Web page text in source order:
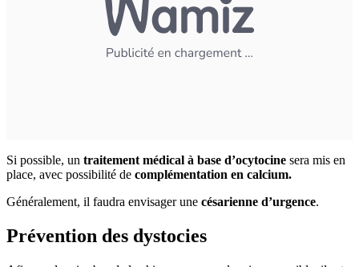
Si possible, un traitement médical à base d’ocytocine sera mis en
place, avec possibilité de complémentation en calcium.
Généralement, il faudra envisager une césarienne d’urgence.
Prévention des dystocies